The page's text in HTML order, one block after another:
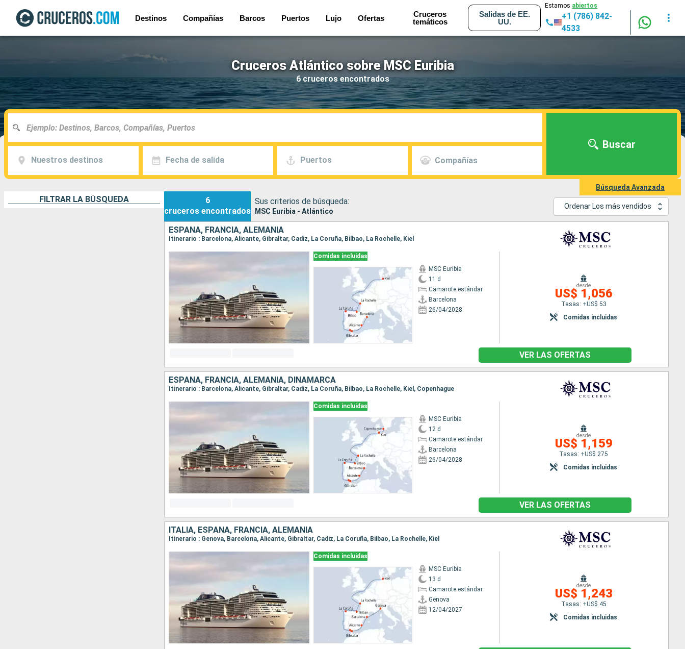
Destinos Compañías Barcos Puertos Lujo Ofertas
Cruceros
temáticos
Salidas de EE.
UU.
Estamos abiertos
+1 (786) 842-
4533
Cruceros Atlántico sobre MSC Euribia
6 cruceros encontrados
Nuestros destinos Fecha de salida Puertos Compañías
Buscar
Búsqueda Avanzada
FILTRAR LA BÚSQUEDA
6
cruceros encontrados
Sus criterios de búsqueda:
MSC Euribia - Atlántico
Ordenar Los más vendidos
ESPAÑA, FRANCIA, ALEMANIA
Itinerario : Barcelona, Alicante, Gibraltar, Cadiz, La Coruña, Bilbao, La Rochelle, Kiel
Comidas incluidas
MSC Euribia
11 d
Camarote estándar
Barcelona
26/04/2028
desde
US$ 1,056
Tasas: +US$ 53
Comidas incluidas
VER LAS OFERTAS
ESPAÑA, FRANCIA, ALEMANIA, DINAMARCA
Itinerario : Barcelona, Alicante, Gibraltar, Cadiz, La Coruña, Bilbao, La Rochelle, Kiel, Copenhague
Comidas incluidas
MSC Euribia
12 d
Camarote estándar
Barcelona
26/04/2028
desde
US$ 1,159
Tasas: +US$ 275
Comidas incluidas
VER LAS OFERTAS
ITALIA, ESPAÑA, FRANCIA, ALEMANIA
Itinerario : Genova, Barcelona, Alicante, Gibraltar, Cadiz, La Coruña, Bilbao, La Rochelle, Kiel
Comidas incluidas
MSC Euribia
13 d
Camarote estándar
Genova
12/04/2027
desde
US$ 1,243
Tasas: +US$ 45
Comidas incluidas